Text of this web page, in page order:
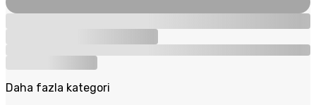
Daha fazla kategori